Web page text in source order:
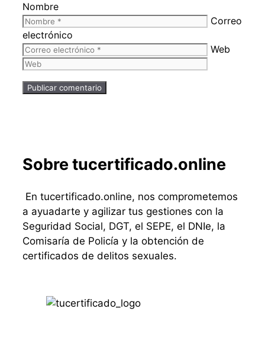
Nombre
Correo
electrónico
Web
Sobre tucertificado.online
En tucertificado.online, nos comprometemos
a ayuadarte y agilizar tus gestiones con la
Seguridad Social, DGT, el SEPE, el DNIe, la
Comisaría de Policía y la obtención de
certificados de delitos sexuales.